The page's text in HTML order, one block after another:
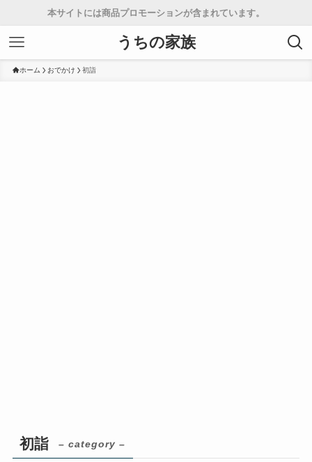
本サイトには商品プロモーションが含まれています。
うちの家族
ホーム おでかけ 初詣
初詣 – category –